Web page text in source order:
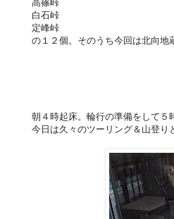
高篠峠
白石峠
定峰峠
の１２個。そのうち今回は北向地
朝４時起床。輪行の準備をして５
今日は久々のツーリング＆山登り